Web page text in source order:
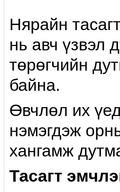
Нярайн
нь авч үзвэл
төрөгчийн
байна.
Өвчлөл их
нэмэгдэж
хангамж
Тасагт